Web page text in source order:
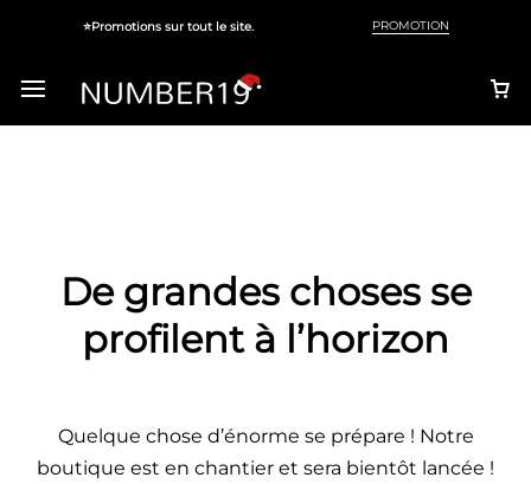
⭐Promotions sur tout le site. PROMOTION
Votre panier est vide
Ne manquez pas les bonnes affaires !
De grandes choses se
profilent à l’horizon
Quelque chose d’énorme se prépare ! Notre
boutique est en chantier et sera bientôt lancée !